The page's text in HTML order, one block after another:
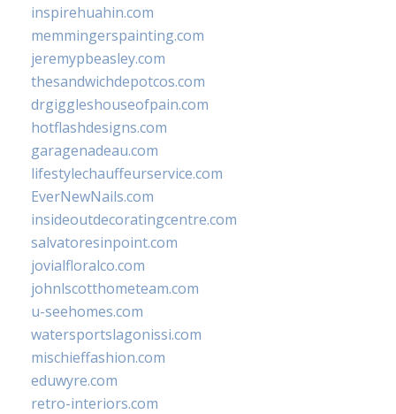
inspirehuahin.com
memmingerspainting.com
jeremypbeasley.com
thesandwichdepotcos.com
drgiggleshouseofpain.com
hotflashdesigns.com
garagenadeau.com
lifestylechauffeurservice.com
EverNewNails.com
insideoutdecoratingcentre.com
salvatoresinpoint.com
jovialfloralco.com
johnlscotthometeam.com
u-seehomes.com
watersportslagonissi.com
mischieffashion.com
eduwyre.com
retro-interiors.com